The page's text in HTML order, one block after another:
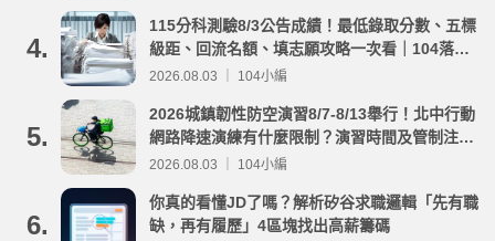
4.
115分科測驗8/3公告成績！最低錄取分數、五標
級距、回流名額、填志願攻略一次看｜104落點
分析
2026.08.03 ｜ 104小編
5.
2026城鎮韌性防空演習8/7-8/13舉行！北中行動
網路降速演練有什麼限制？演習時間及管制注意
事項整理
2026.08.03 ｜ 104小編
6.
你真的看懂JD了嗎？解析矽谷求職邏輯「先有職
缺，再有履歷」4區塊找出高薪籌碼